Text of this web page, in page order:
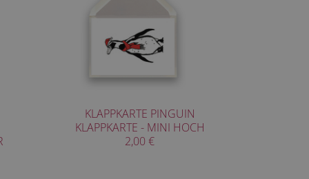
KLAPPKARTE PINGUIN
KLAPPKARTE - MINI HOCH
2,00 €